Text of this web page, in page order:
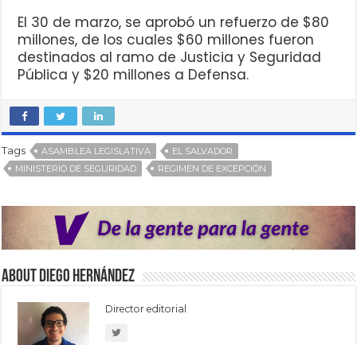
El 30 de marzo, se aprobó un refuerzo de $80
millones, de los cuales $60 millones fueron
destinados al ramo de Justicia y Seguridad
Pública y $20 millones a Defensa.
Tags ASAMBLEA LEGISLATIVA
EL SALVADOR
MINISTERIO DE SEGURIDAD
REGIMEN DE EXCEPCIÓN
About Diego Hernández
Director editorial